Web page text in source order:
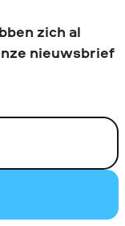
zich al
nieuwsbrief